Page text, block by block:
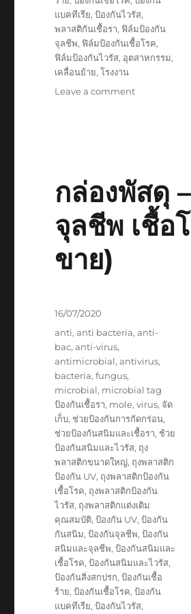
แบคทีเรีย,ป้องกันไวรัส,
พลาสติกันเชื้อรา, ฟิล์มป้องกัน
จุลชีพ, ฟิล์มป้องกันเชื้อโรค,
ฟิล์มป้องกันไวรัส, อุตสาหกรรม,
เคลื่อนย้าย,โรงงาน
Leave a commenton
สำอาง
กับ
วิธี
ป้องกัน
ที่
กล่องพัสดุ
จุลชีพ เชื้อ
ขาย)
Posted
16/07/2020
Tags
anti,anti bacteria,anti-
bac,anti-virus,
antimicrobial,antivirus,
bacteria,fungus,
microbial, microbial tag
ป้องกันเชื้อรา, mole,virus, จัด
เก็บ, ช่วยป้องกันการกัดกร่อน,
ช่วยป้องกันสนิมและเชื้อรา, ช้วย
ป้องกันสนิมและไวรัส, ถุง
พลาสติกขนาดใหญ่, ถุงพลาสติก
ป้องกัน UV, ถุงพลาสติกป้องกัน
เชื้อโรค, ถุงพลาสติกป้องกัน
ไวรัส, ถุงพลาสติกแต่งเติม
คุณสมบัติ,ป้องกัน UV,ป้องกัน
กันสนิม,ป้องกันจุลชีพ,ป้องกัน
สนิมและจุลชีพ,ป้องกันสนิมและ
เชื้อโรค,ป้องกันสนิมและไวรัส,
ป้องกันสิ่งสกปรก,ป้องกันเชื้อ
ร้าย,ป้องกันเชื้อโรค,ป้องกัน
แบคทีเรีย,ป้องกันไวรัส,